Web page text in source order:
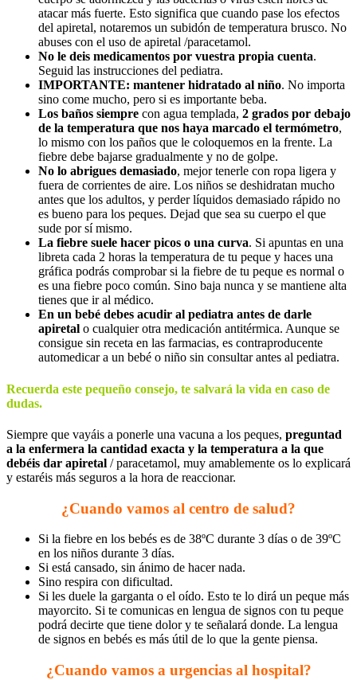
atacar más fuerte. Esto significa que cuando pase los efectos
del apiretal, notaremos un subidón de temperatura brusco. No
abuses con el uso de apiretal /paracetamol.
No le deis medicamentos por vuestra propia cuenta.
Seguid las instrucciones del pediatra.
IMPORTANTE: mantener hidratado al niño. No importa
sino come mucho, pero si es importante beba.
Los baños siempre con agua templada, 2 grados por debajo
de la temperatura que nos haya marcado el termómetro,
lo mismo con los paños que le coloquemos en la frente. La
fiebre debe bajarse gradualmente y no de golpe.
No lo abrigues demasiado, mejor tenerle con ropa ligera y
fuera de corrientes de aire. Los niños se deshidratan mucho
antes que los adultos, y perder líquidos demasiado rápido no
es bueno para los peques. Dejad que sea su cuerpo el que
sude por sí mismo.
La fiebre suele hacer picos o una curva. Si apuntas en una
libreta cada 2 horas la temperatura de tu peque y haces una
gráfica podrás comprobar si la fiebre de tu peque es normal o
es una fiebre poco común. Sino baja nunca y se mantiene alta
tienes que ir al médico.
En un bebé debes acudir al pediatra antes de darle
apiretal o cualquier otra medicación antitérmica. Aunque se
consigue sin receta en las farmacias, es contraproducente
automedicar a un bebé o niño sin consultar antes al pediatra.
Recuerda este pequeño consejo, te salvará la vida en caso de
dudas.
Siempre que vayáis a ponerle una vacuna a los peques, preguntad
a la enfermera la cantidad exacta y la temperatura a la que
debéis dar apiretal / paracetamol, muy amablemente os lo explicará
y estaréis más seguros a la hora de reaccionar.
¿Cuando vamos al centro de salud?
Si la fiebre en los bebés es de 38ºC durante 3 días o de 39ºC
en los niños durante 3 días.
Si está cansado, sin ánimo de hacer nada.
Sino respira con dificultad.
Si les duele la garganta o el oído. Esto te lo dirá un peque más
mayorcito. Si te comunicas en lengua de signos con tu peque
podrá decirte que tiene dolor y te señalará donde. La lengua
de signos en bebés es más útil de lo que la gente piensa.
¿Cuando vamos a urgencias al hospital?